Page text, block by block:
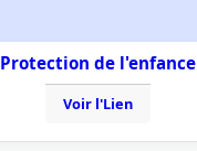
Protection de l'enfance
Voir l'Lien